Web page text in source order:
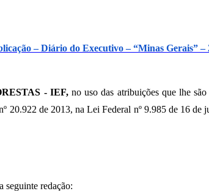
– Diário do Executivo – “Minas Gerais” –
- IEF, no uso das atribuições que lhe
20.922 de 2013, na Lei Federal nº 9.985 de 16
seguinte redação: